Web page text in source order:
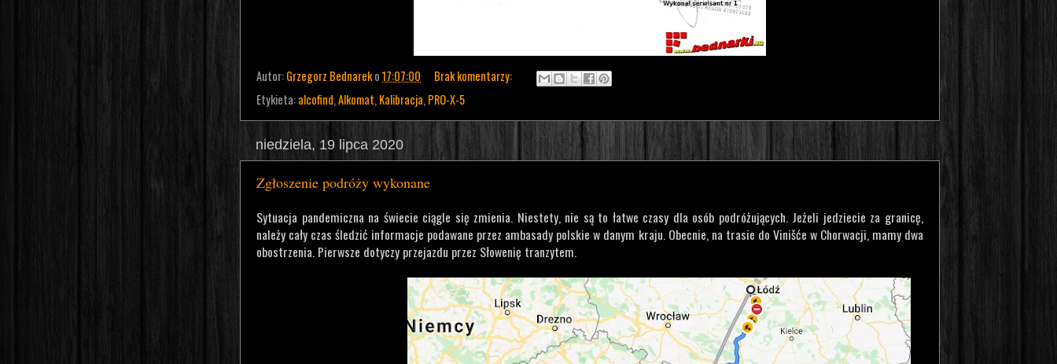
Autor:Grzegorz Bednareko17:07:00
Brak komentarzy:
Etykieta:alcofind,Alkomat, Kalibracja, PRO-X-5
niedziela, 19 lipca 2020
Zgłoszenie podróży wykonane
Sytuacja pandemiczna na świecie ciągle się zmienia. Niestety, nie są to łatwe czasy dla osób podróżujących. Jeżeli jedziecie za granicę,
należy cały czas śledzić informacje podawane przez ambasady polskie w danym kraju. Obecnie, na trasie do Vinišće w Chorwacji, mamy dwa
obostrzenia. Pierwsze dotyczy przejazdu przez Słowenię tranzytem.